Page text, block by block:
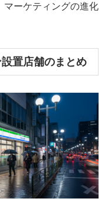
マーケティングの進化
置店舗のまとめ